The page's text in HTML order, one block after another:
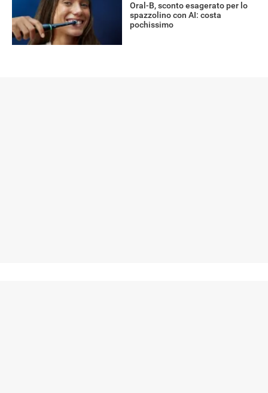
Oral-B, sconto esagerato per lo
spazzolino con AI: costa
pochissimo